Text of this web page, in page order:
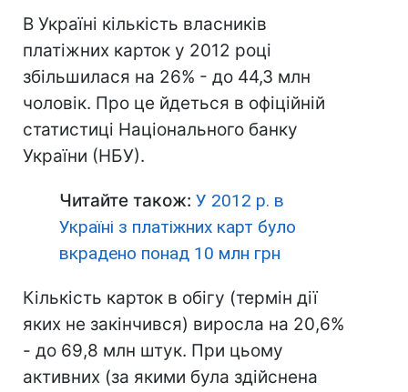
В Україні кількість власників
платіжних карток у 2012 році
збільшилася на 26% - до 44,3 млн
чоловік. Про це йдеться в офіційній
статистиці Національного банку
України (НБУ).
Читайте також: У 2012 р. в
Україні з платіжних карт було
вкрадено понад 10 млн грн
Кількість карток в обігу (термін дії
яких не закінчився) виросла на 20,6%
- до 69,8 млн штук. При цьому
активних (за якими була здійснена